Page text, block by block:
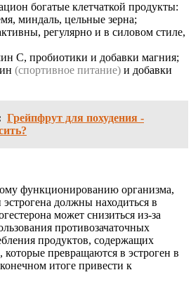
богатые клетчаткой продукты:
миндаль, цельные зерна;
регулярно и в силовом стиле,
С, пробиотики и добавки магния;
(спортивное питание) и добавки
Грейпфрут для похудения -
функционированию организма,
должны находиться в
может снизиться из-за
противозачаточных
продуктов, содержащих
превращаются в эстроген в
итоге привести к